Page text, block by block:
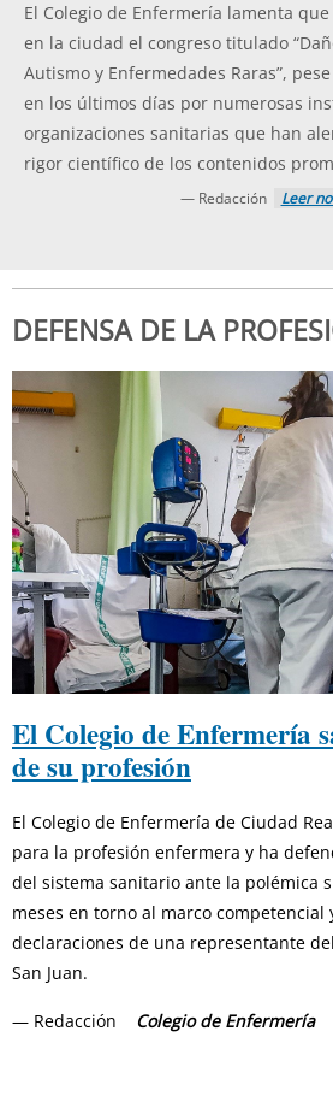
El Colegio de Enfermería lamenta
en la ciudad el congreso titulado
Autismo y Enfermedades Raras”,
en los últimos días por numerosas
organizaciones sanitarias que han
rigor científico de los contenidos
— Redacción Leer
DEFENSA DE LA
El Colegio de Enfermería
de su profesión
El Colegio de Enfermería de Ciudad
para la profesión enfermera y ha
del sistema sanitario ante la polémica
meses en torno al marco competencial
declaraciones de una representante
San Juan.
— Redacción Colegio de Enfermería